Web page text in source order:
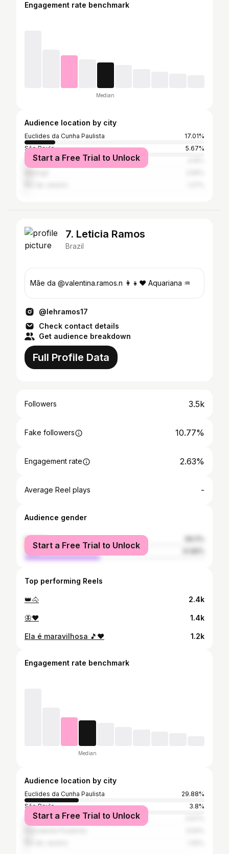
Engagement rate benchmark
Median
Audience location by city
Euclides da Cunha Paulista
17.01%
São Paulo
5.67%
Presidente Prudente
Start a Free Trial to Unlock
7. Leticia Ramos
Brazil
Mãe da @valentina.ramos.n 👩‍👧❤️ Aquariana ♒️
@lehramos17
Check contact details
Get audience breakdown
Full Profile Data
Followers 3.5k
Fake followers 10.77%
Engagement rate 2.63%
Average Reel plays -
Audience gender
female
male
Start a Free Trial to Unlock
Top performing Reels
👑🐴 2.4k
🦋❤️ 1.4k
Ela é maravilhosa 🎵❤️ 1.2k
Engagement rate benchmark
Median
Audience location by city
Euclides da Cunha Paulista
29.88%
São Paulo
3.8%
Maringá
Start a Free Trial to Unlock